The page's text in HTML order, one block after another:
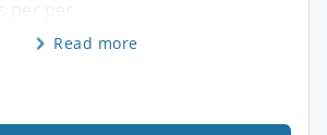
Read more